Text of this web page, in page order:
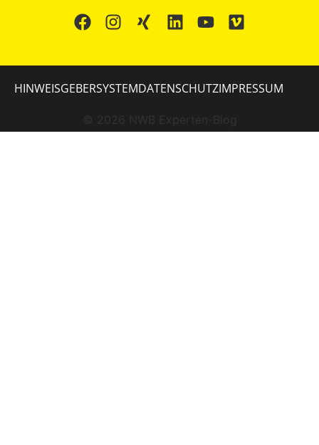
© 2026 NWB Experten-Blog
HINWEISGEBERSYSTEMDATENSCHUTZIMPRESSUM